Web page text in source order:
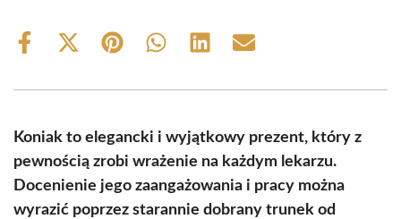
Share
Share
(Twitter)
Share Share Share Share
Koniak to elegancki i wyjątkowy prezent, który z
pewnością zrobi wrażenie na każdym lekarzu.
Docenienie jego zaangażowania i pracy można
wyrazić poprzez starannie dobrany trunek od